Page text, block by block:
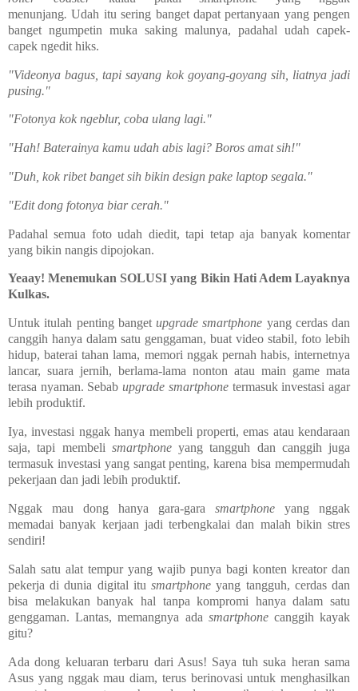
menunjang.Udah itu sering banget dapat pertanyaan yang pengen
banget ngumpetin muka saking malunya, padahal udah capek-
capek ngedit hiks.
"Videonya bagus, tapi sayang kok goyang-goyang sih, liatnya jadi
pusing."
"Fotonya kok ngeblur, coba ulang lagi."
"Hah! Baterainya kamu udah abis lagi? Boros amat sih!"
"Duh, kok ribet banget sih bikin design pake laptop segala."
"Edit dong fotonya biar cerah."
Padahal semua foto udah diedit, tapi tetap aja banyak komentar
yang bikin nangis dipojokan.
Yeaay! Menemukan SOLUSI yang Bikin Hati Adem Layaknya
Kulkas.
Untuk itulah penting banget upgrade smartphone yang cerdas dan
canggih hanya dalam satu genggaman, buat video stabil, foto lebih
hidup, baterai tahan lama, memori nggak pernah habis, internetnya
lancar, suara jernih, berlama-lama nonton atau main game mata
terasa nyaman. Sebabupgrade smartphonetermasuk investasi agar
lebih produktif.
Iya, investasi nggak hanya membeli properti, emas atau kendaraan
saja, tapi membeli smartphone yang tangguh dan canggih juga
termasuk investasi yang sangat penting, karena bisa mempermudah
pekerjaan dan jadi lebih produktif.
Nggak mau dong hanya gara-gara smartphone yang nggak
memadai banyak kerjaan jadi terbengkalai dan malah bikin stres
sendiri!
Salah satu alat tempur yang wajib punya bagi konten kreator dan
pekerja di dunia digital itusmartphone yang tangguh, cerdas dan
bisa melakukan banyak hal tanpa kompromi hanya dalam satu
genggaman. Lantas, memangnya ada smartphonecanggih kayak
gitu?
Ada dong keluaran terbaru dari Asus! Saya tuh suka heran sama
Asus yang nggak mau diam, terus berinovasi untuk menghasilkan